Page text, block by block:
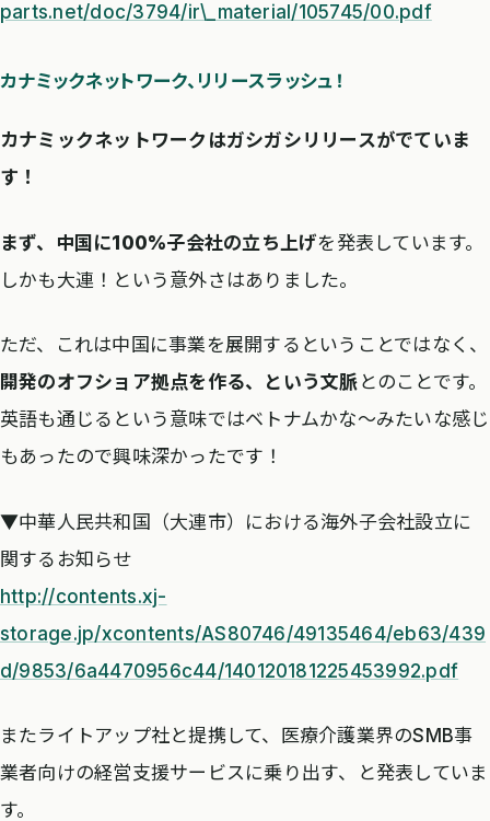
parts.net/doc/3794/ir\_material/105745/00.pdf
カナミックネットワーク、リリースラッシュ！
カナミックネットワークはガシガシリリースがでていま
す！
まず、中国に100%子会社の立ち上げを発表しています。
しかも大連！という意外さはありました。
ただ、これは中国に事業を展開するということではなく、
開発のオフショア拠点を作る、という文脈 とのことです。
英語も通じるという意味ではベトナムかな〜みたいな感じ
もあったので興味深かったです！
▼中華人民共和国（大連市）における海外子会社設立に
関するお知らせ
http://contents.xj-
storage.jp/xcontents/AS80746/49135464/eb63/439
d/9853/6a4470956c44/140120181225453992.pdf
またライトアップ社と提携して、医療介護業界のSMB事
業者向けの経営支援サービスに乗り出す、と発表していま
す。